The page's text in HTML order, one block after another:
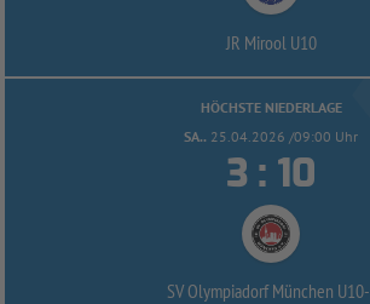
JR Mirool U10
HÖCHSTE NIEDERLAGE
SA.. 25.04.2026 /09:00 Uhr
 : 
SV Olympiadorf München U10-